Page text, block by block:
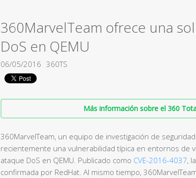
360MarvelTeam ofrece una
DoS en QEMU
06/05/2016 360TS
Más información sobre el 360
360MarvelTeam, un equipo de investigación de
recientemente una vulnerabilidad típica en entornos de
ataque DoS en QEMU. Publicado como CVE-2016-4037,
confirmada por RedHat. Al mismo tiempo,